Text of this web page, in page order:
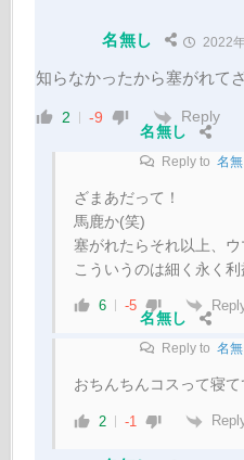
名無し 2022
知らなかったから塞がれて
2 -9
Reply
名無し
Reply to 名無
ざまあだって！
馬鹿か(笑)
塞がれたらそれ以上、ウ
こういうのは細く永く利
6 -5
名無し
Reply to 名無
おちんちんコスって寝て
2 -1